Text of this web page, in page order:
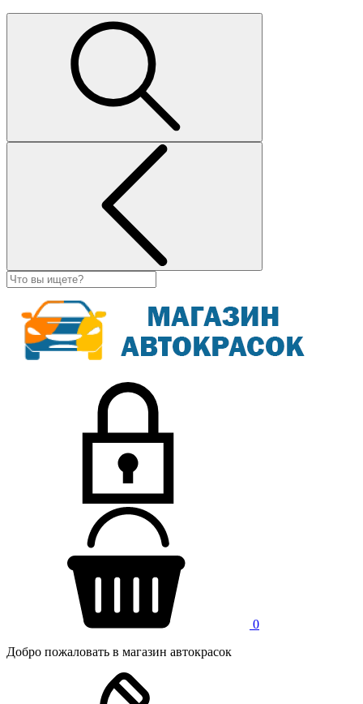
0
Добро пожаловать в магазин автокрасок